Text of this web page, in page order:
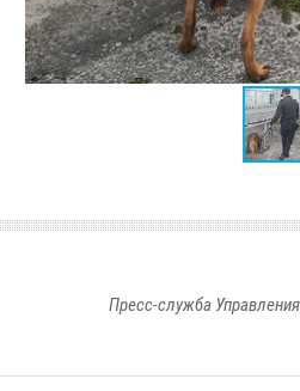
Пресс-служба